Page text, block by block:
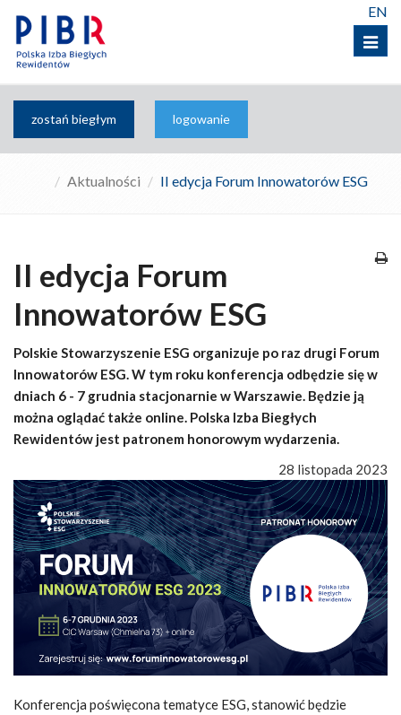
Menu
EN
zostań biegłym logowanie
Aktualności II edycja Forum Innowatorów ESG
II edycja Forum
Innowatorów ESG
Polskie Stowarzyszenie ESG organizuje po raz drugi Forum
Innowatorów ESG. W tym roku konferencja odbędzie się w
dniach 6 - 7 grudnia stacjonarnie w Warszawie. Będzie ją
można oglądać także online. Polska Izba Biegłych
Rewidentów jest patronem honorowym wydarzenia.
28 listopada 2023
Konferencja poświęcona tematyce ESG, stanowić będzie